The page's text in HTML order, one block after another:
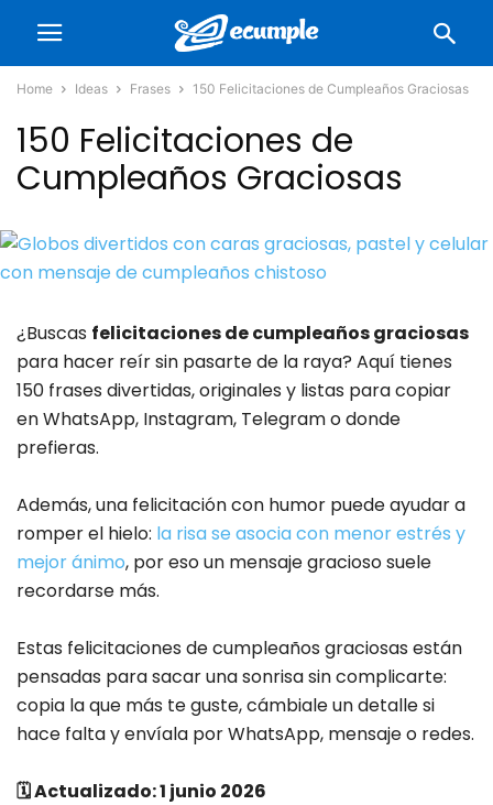
Home Ideas Frases 150 Felicitaciones de Cumpleaños Graciosas
150 Felicitaciones de
Cumpleaños Graciosas
¿Buscas felicitaciones de cumpleaños graciosas
para hacer reír sin pasarte de la raya? Aquí tienes
150 frases divertidas, originales y listas para copiar
en WhatsApp, Instagram, Telegram o donde
prefieras.
Además, una felicitación con humor puede ayudar a
romper el hielo: la risa se asocia con menor estrés y
mejor ánimo, por eso un mensaje gracioso suele
recordarse más.
Estas felicitaciones de cumpleaños graciosas están
pensadas para sacar una sonrisa sin complicarte:
copia la que más te guste, cámbiale un detalle si
hace falta y envíala por WhatsApp, mensaje o redes.
🗓️ Actualizado: 1 junio 2026